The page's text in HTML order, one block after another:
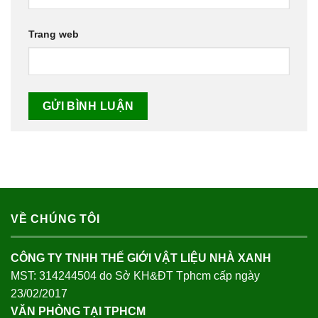
Trang web
VỀ CHÚNG TÔI
CÔNG TY TNHH THẾ GIỚI VẬT LIỆU NHÀ XANH
MST: 314244504 do Sở KH&ĐT Tphcm cấp ngày
23/02/2017
VĂN PHÒNG TẠI TPHCM